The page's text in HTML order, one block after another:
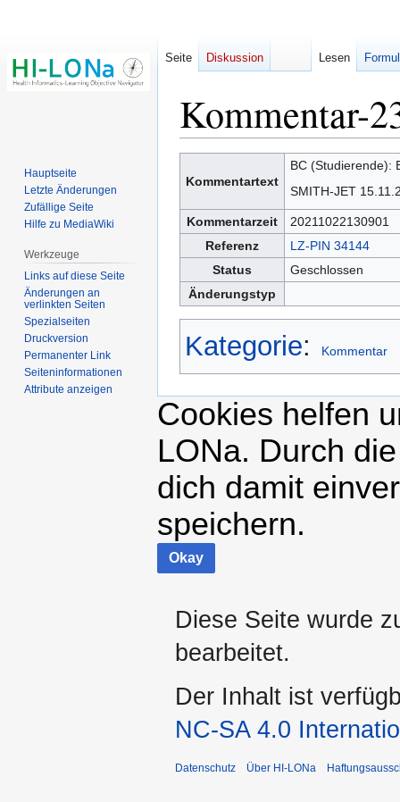
Kommentar-
Navigation
Suche
Kommentartext
BC (Studierende):
SMITH-JET
Kommentarzeit
20211022130901
Referenz
LZ-PIN 34144
Status
Geschlossen
Änderungstyp
Kategorie: Kommentar
Cookies helfen
LONa. Durch
dich damit
speichern.
Okay
Seite Diskussion Lesen
Hauptseite
Letzte Änderungen
Zufällige Seite
Hilfe zu MediaWiki
Werkzeuge
Links auf diese Seite
Änderungen an
verlinkten Seiten
Spezialseiten
Druckversion
Permanenter Link
Seiten­­informationen
Attribute anzeigen
Diese Seite wurde
bearbeitet.
Der Inhalt ist
NC-SA 4.0
Datenschutz Über HI-LONa